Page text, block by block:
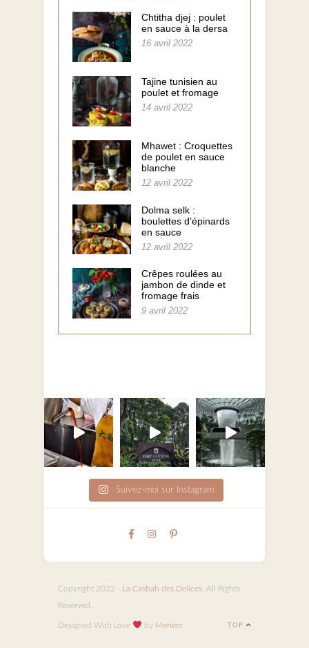
Chtitha djej : poulet
en sauce à la dersa
16 avril 2022
Tajine tunisien au
poulet et fromage
14 avril 2022
Mhawet : Croquettes
de poulet en sauce
blanche
12 avril 2022
Dolma selk :
boulettes d’épinards
en sauce
12 avril 2022
Crêpes roulées au
jambon de dinde et
fromage frais
9 avril 2022
Suivez-moi sur Instagram
Copyright 2022 - La Casbah des Delices . All Rights
Reserved.
TOP
Designed With Love by Meriem